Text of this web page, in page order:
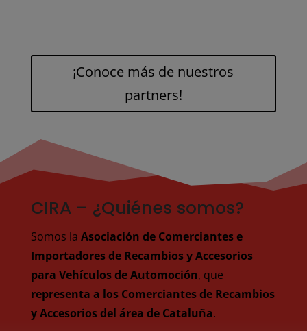
¡Conoce más de nuestros
partners!
CIRA – ¿Quiénes somos?
Somos la Asociación de Comerciantes e
Importadores de Recambios y Accesorios
para Vehículos de Automoción, que
representa a los Comerciantes de Recambios
y Accesorios del área de Cataluña.